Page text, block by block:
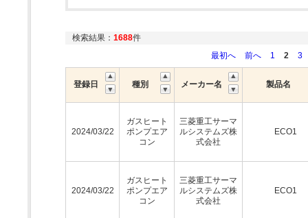
検索結果： 1688件
最初へ
前へ 1 2 3
登録日 種別 メーカー名 製品名
2024/03/22
ガスヒート
ポンプエア
コン
三菱重工サーマ
ルシステムズ株
式会社
ECO1
2024/03/22
ガスヒート
ポンプエア
コン
三菱重工サーマ
ルシステムズ株
式会社
ECO1